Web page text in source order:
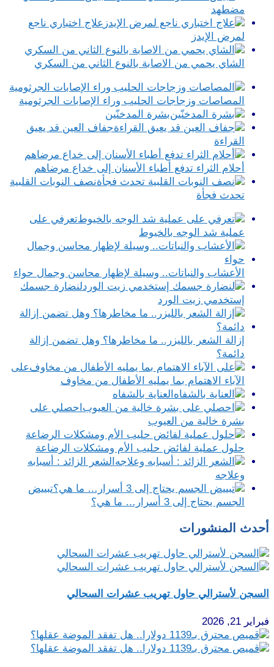
مضطهد
علاج اختباري ناجع
لمرض الإيدز
الشاي يحمي من الاصابة بالنوع الثاني من السكري
المصاصات وزجاجات الحليب وراء الإصابات الجرثومية
بشرة المدخنّين
جفاف العين قد يعيق
القراءة
أحلام الثراء تدفع أطباء الأسنان إلى خداع مرضاهم
نصف النوبات القلبية
تحدث فجأة
تعرفي على
عملية شد الوجه بالخيوط
الأعشاب والنباتات.. وسيلة لإظهار محاسن وجمال حواء
لنضارة جسمك
إستخدمي زيت الورد
إزالة الشعر بالليزر.. ما مخاطرها؟ وهل تضمن إزالة
دائمة؟
على
الآباء الاهتمام بما يمليه الأطفال من مخاوف
العناية بالشفاه
احصلي على
بشرة خالية من العيوب
حلول عملية لفائض حليب الأم ومشكلات الرضاعة
الشعر الزائد : أسبابه
وعلاجه
تبييض
الجسم يحتاج إلى 3 أسرار… ما هي؟
أحدث المنشورات
السجن لأسترالي حاول تهريب عشرات السحالي
فبراير 21, 2026